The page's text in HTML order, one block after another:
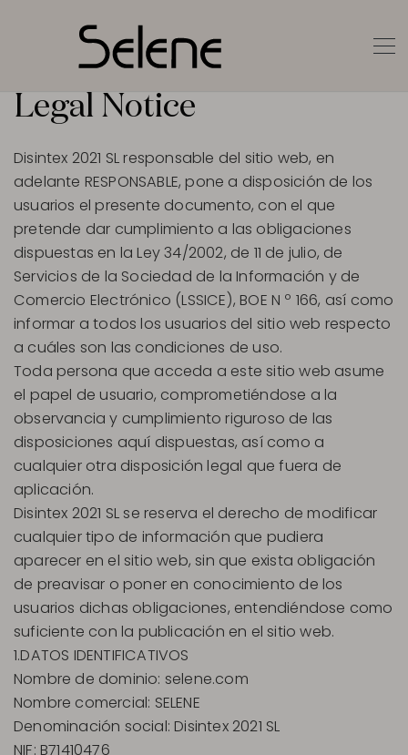
Legal Notice
Disintex 2021 SL responsable del sitio web, en
adelante RESPONSABLE, pone a disposición de los
usuarios el presente documento, con el que
pretende dar cumplimiento a las obligaciones
dispuestas en la Ley 34/2002, de 11 de julio, de
Servicios de la Sociedad de la Información y de
Comercio Electrónico (LSSICE), BOE N º 166, así como
informar a todos los usuarios del sitio web respecto
a cuáles son las condiciones de uso.
Toda persona que acceda a este sitio web asume
el papel de usuario, comprometiéndose a la
observancia y cumplimiento riguroso de las
disposiciones aquí dispuestas, así como a
cualquier otra disposición legal que fuera de
aplicación.
Disintex 2021 SL se reserva el derecho de modificar
cualquier tipo de información que pudiera
aparecer en el sitio web, sin que exista obligación
de preavisar o poner en conocimiento de los
usuarios dichas obligaciones, entendiéndose como
suficiente con la publicación en el sitio web.
1.DATOS IDENTIFICATIVOS
Nombre de dominio: selene.com
Nombre comercial: SELENE
Denominación social: Disintex 2021 SL
NIF: B71410476